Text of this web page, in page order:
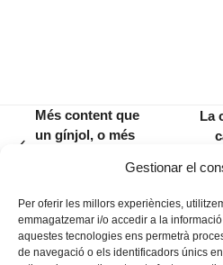
Gestionar el
Per oferir les millors experiències,
emmagatzemar i/o accedir a la
aquestes tecnologies ens permetrà
de navegació o els identificadors únics
Més content que
un gínjol, o més
post:
La